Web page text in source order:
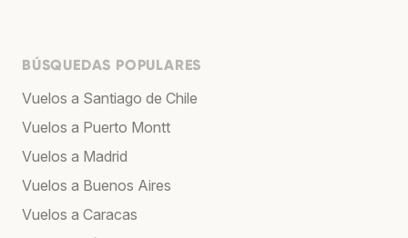
BÚSQUEDAS POPULARES
Vuelos a Santiago de Chile
Vuelos a Puerto Montt
Vuelos a Madrid
Vuelos a Buenos Aires
Vuelos a Caracas